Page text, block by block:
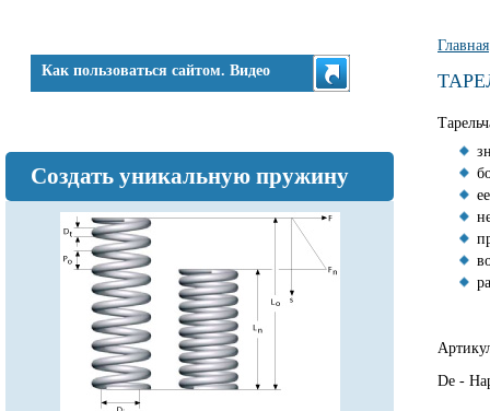
Как пользоваться сайтом. Видео
Создать уникальную пружину
Вы
Главная
De -